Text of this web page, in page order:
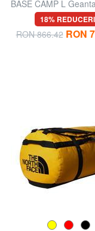
BASE CAMP L
18% REDUCERI
RON 866.42 RON